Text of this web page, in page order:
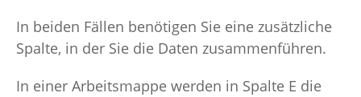
In beiden Fällen benötigen Sie eine zusätzliche
Spalte, in der Sie die Daten zusammenführen.
In einer Arbeitsmappe werden in Spalte E die